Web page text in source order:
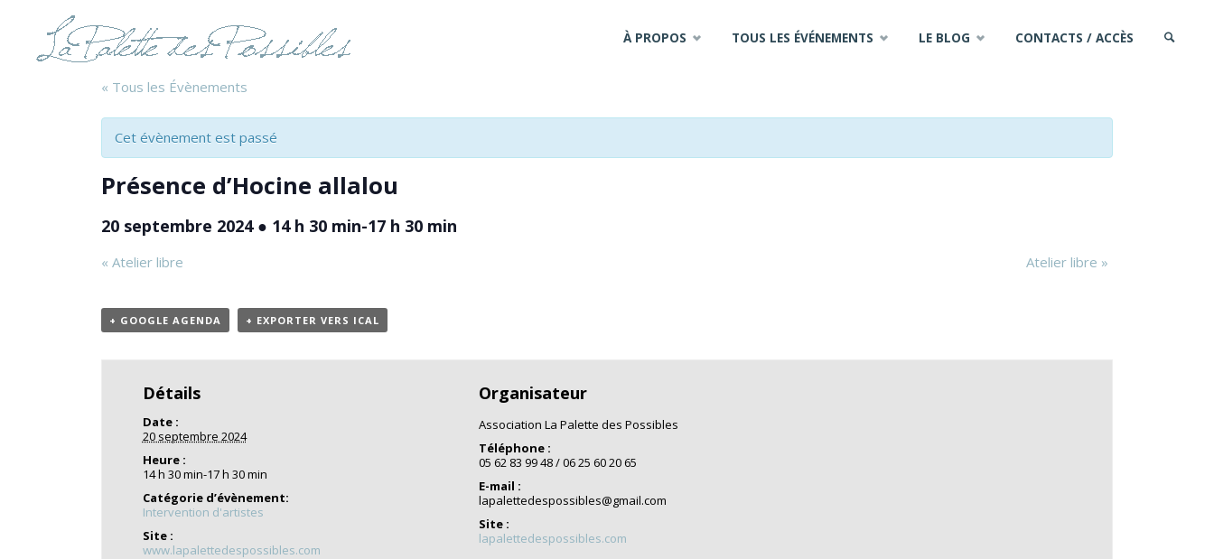
content
À PROPOS TOUS LES ÉVÉNEMENTS LE BLOG CONTACTS / ACCÈS
« Tous les Évènements
Cet évènement est passé
Présence d’Hocine allalou
20 septembre 2024 ● 14 h 30 min-17 h 30 min
« Atelier libre Atelier libre »
+ GOOGLE AGENDA + EXPORTER VERS ICAL
Détails
Date :
20 septembre 2024
Heure :
14 h 30 min-17 h 30 min
Catégorie d’évènement:
Intervention d'artistes
Site :
www.lapalettedespossibles.com
Organisateur
Association La Palette des Possibles
Téléphone :
05 62 83 99 48 / 06 25 60 20 65
E-mail :
lapalettedespossibles@gmail.com
Site :
lapalettedespossibles.com